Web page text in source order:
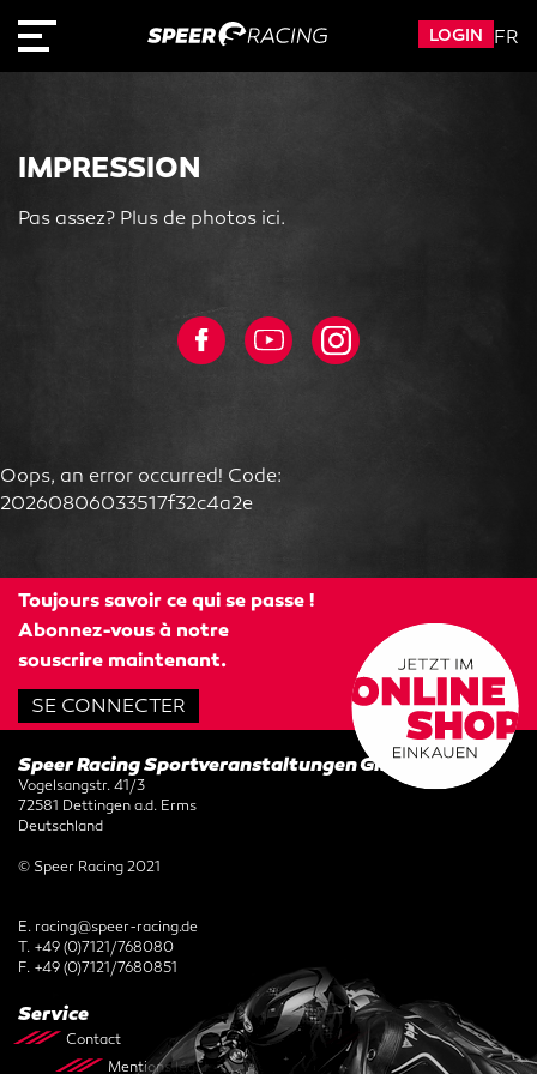
LOGIN FR
IMPRESSION
Pas assez? Plus de photos ici.
Oops, an error occurred! Code:
20260806033517f32c4a2e
Toujours savoir ce qui se passe !
Abonnez-vous à notre
souscrire maintenant.
SE CONNECTER
Speer Racing Sportveranstaltungen GmbH
Vogelsangstr. 41/3
72581 Dettingen a.d. Erms
Deutschland
© Speer Racing 2021
E. racing@speer-racing.de
T. +49 (0)7121/768080
F. +49 (0)7121/7680851
Service
Contact
Mentions légales
CGV